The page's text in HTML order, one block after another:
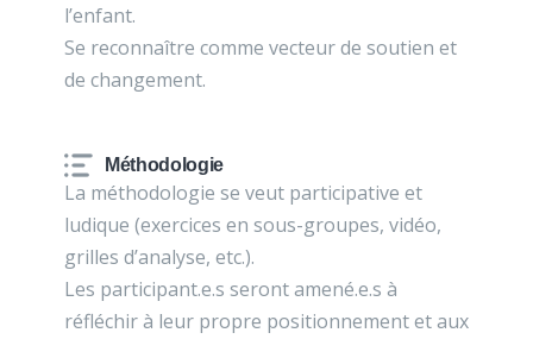
l’enfant.
Se reconnaître comme vecteur de soutien et
de changement.
Méthodologie
La méthodologie se veut participative et
ludique (exercices en sous-groupes, vidéo,
grilles d’analyse, etc.).
Les participant.e.s seront amené.e.s à
réfléchir à leur propre positionnement et aux